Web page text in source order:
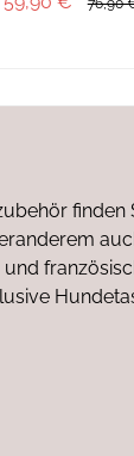
76,90
finden